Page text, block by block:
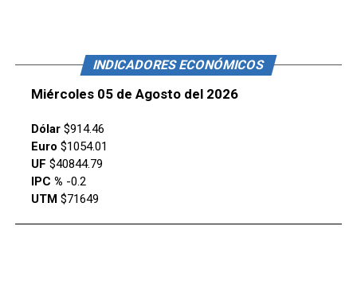
INDICADORES ECONÓMICOS
Miércoles 05 de Agosto del 2026
Dólar$914.46
Euro $1054.01
UF $40844.79
IPC % -0.2
UTM $71649